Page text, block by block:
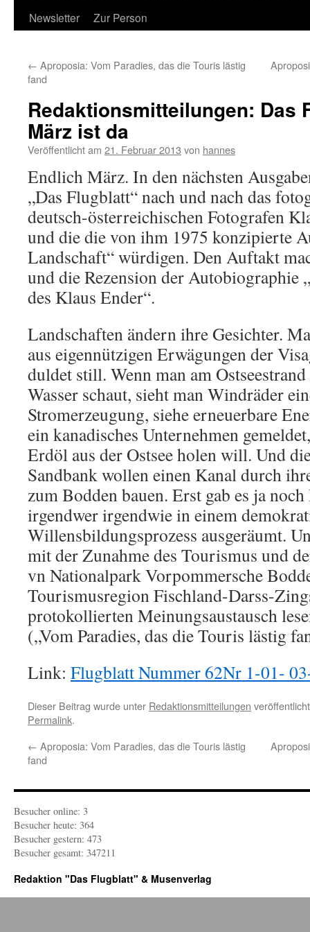
Newsletter
Zur Person
← Aproposia: Vom Paradies, das die Touris lästig
fand
Redaktionsmitteilungen: Das
März ist da
Veröffentlicht am 21. Februar 2013 von hannes
Endlich März. In den nächsten
„Das Flugblatt“ nach und nach das
deutsch-österreichischen Fotografen
und die die von ihm 1975 konzipierte
Landschaft“ würdigen. Den Auftakt
und die Rezension der Autobiographie
des Klaus Ender“.
Landschaften ändern ihre Gesichter.
aus eigennützigen Erwägungen der
duldet still. Wenn man am
Wasser schaut, sieht man Windräder
Stromerzeugung, siehe erneuerbare
ein kanadisches Unternehmen
Erdöl aus der Ostsee holen will. Und
Sandbank wollen einen Kanal durch
zum Bodden bauen. Erst gab es ja
irgendwer irgendwie in einem
Willensbildungsprozess ausgeräumt.
mit der Zunahme des Tourismus und
vn Nationalpark Vorpommersche
Tourismusregion Fischland-Darss-
protokollierten Meinungsaustausch
(„Vom Paradies, das die Touris lästig
Link: Flugblatt Nummer 62Nr 1-01-
Dieser Beitrag wurde unter Redaktionsmitteilungen
Permalink.
← Aproposia: Vom Paradies, das die Touris lästig
fand
Besucher online: 3
Besucher heute: 364
Besucher gestern: 473
Besucher gesamt: 347211
Redaktion "Das Flugblatt" & Musenverlag